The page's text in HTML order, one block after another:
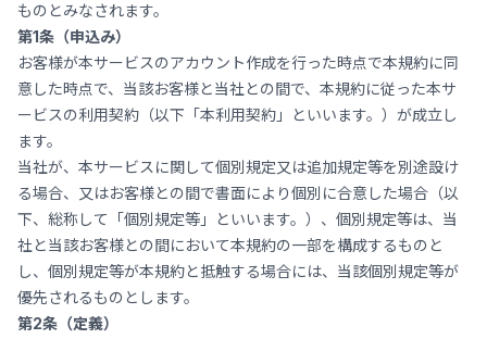
ものとみなされます。
第1条（申込み）
お客様が本サービスのアカウント作成を行った時点で本規約に同
意した時点で、当該お客様と当社との間で、本規約に従った本サ
ービスの利用契約（以下「本利用契約」といいます。）が成立し
ます。
当社が、本サービスに関して個別規定又は追加規定等を別途設け
る場合、又はお客様との間で書面により個別に合意した場合（以
下、総称して「個別規定等」といいます。）、個別規定等は、当
社と当該お客様との間において本規約の一部を構成するものと
し、個別規定等が本規約と抵触する場合には、当該個別規定等が
優先されるものとします。
第2条（定義）